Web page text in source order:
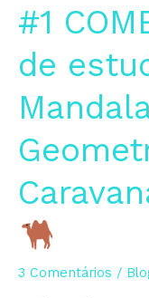
#1
de
3 Comentários /
#1
COMEÇOU
Viagem
estudo
de
Mandalas
com
base
na
Geometria
Sagrada:
Marrocos